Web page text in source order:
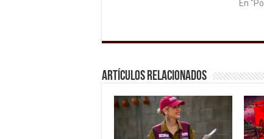
En
Artículos relacionados